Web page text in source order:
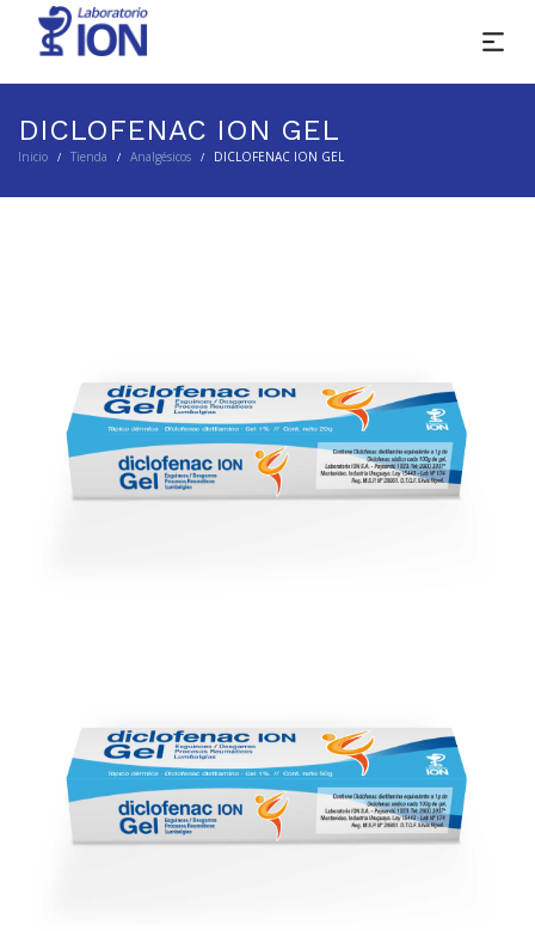
DICLOFENAC ION GEL
Inicio / Tienda / Analgésicos / DICLOFENAC ION GEL